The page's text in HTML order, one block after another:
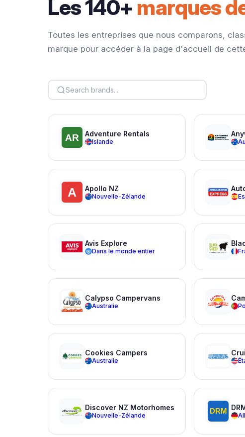
Les 140+ marques
Toutes les entreprises que nous comparons,
marque pour accéder à la page d'accueil de
Adventure Rentals
Islande
Apollo NZ
Nouvelle-Zélande
Avis Explore
Dans le monde entier
Calypso Campervans
Australie
Cookies Campers
Australie
Discover NZ Motorhomes
Nouvelle-Zélande